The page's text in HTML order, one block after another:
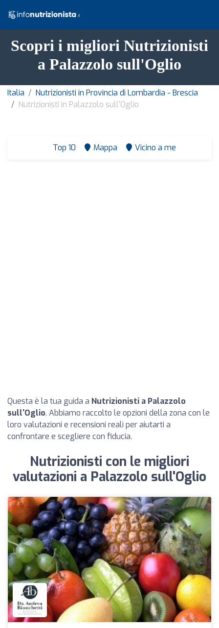
Scopri i migliori Nutrizionisti
a Palazzolo sull'Oglio
Italia
Nutrizionisti in Provincia di Lombardia - Brescia
Nutrizionisti in Palazzolo sull'Oglio
Top 10 Mappa Vicino a me
Questa è la tua guida a Nutrizionisti a Palazzolo
sull'Oglio. Abbiamo raccolto le opzioni della zona con le
loro valutazioni e recensioni reali per aiutarti a
confrontare e scegliere con fiducia.
Nutrizionisti con le migliori
valutazioni a Palazzolo sull'Oglio